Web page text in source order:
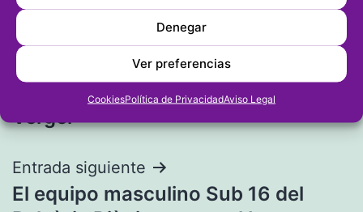
Denegar
Ver preferencias
CookiesPolítica de PrivacidadAviso Legal
Navegación
de
entradas
Entrada anterior
Seis escuelas de la comarca
participan en las finales
provinciales de los JECS en El
Verger
Entrada siguiente
El equipo masculino Sub 16 del